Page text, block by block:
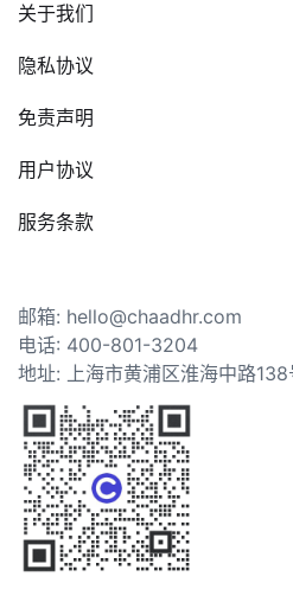
关于我们
隐私协议
免责声明
用户协议
服务条款
邮箱: hello@chaadhr.com
电话: 400-801-3204
地址: 上海市黄浦区淮海中路